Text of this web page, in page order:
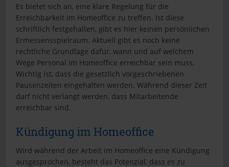
Es bietet sich an, eine klare Regelung für die
Erreichbarkeit im Homeoffice zu treffen. Ist diese
schriftlich festgehalten, gibt es hier keinen persönlichen
Ermessensspielraum. Aktuell gibt es noch keine
rechtliche Grundlage dafür, wann und auf welchem
Wege Personal im Homeoffice erreichbar sein muss.
Wichtig ist, dass die gesetzlich vorgeschriebenen
Pausenzeiten eingehalten werden. Während dieser Zeit
darf nicht verlangt werden, dass Mitarbeitende
erreichbar sind.
Kündigung im Homeoffice
Wird während der Arbeit im Homeoffice eine Kündigung
ausgesprochen, besteht das Potenzial, dass es zu